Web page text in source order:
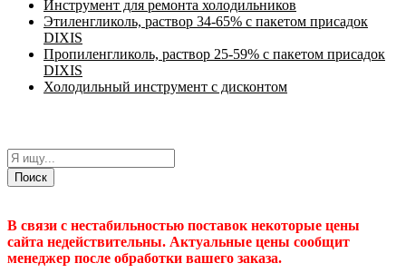
Инструмент для ремонта холодильников
Этиленгликоль, раствор 34-65% с пакетом присадок
DIXIS
Пропиленгликоль, раствор 25-59% с пакетом присадок
DIXIS
Холодильный инструмент с дисконтом
Поиск
В связи с нестабильностью поставок некоторые цены
сайта недействительны. Актуальные цены сообщит
менеджер после обработки вашего заказа.